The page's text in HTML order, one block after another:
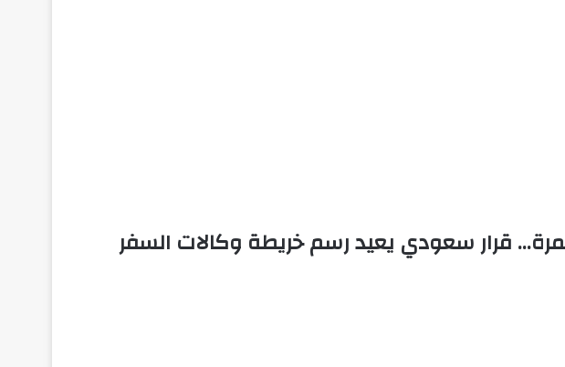
قرار سعودي يعيد رسم خريطة وكالات السفر